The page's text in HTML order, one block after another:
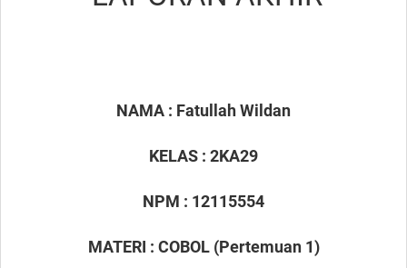
NAMA : Fatullah Wildan
KELAS : 2KA29
NPM : 12115554
MATERI : COBOL (Pertemuan 1)